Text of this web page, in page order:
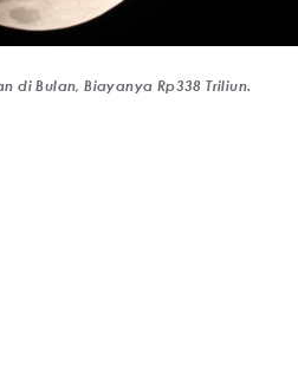
di Bulan, Biayanya Rp338 Triliun.